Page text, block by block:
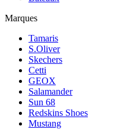
Marques
Tamaris
S.Oliver
Skechers
Cetti
GEOX
Salamander
Sun 68
Redskins Shoes
Mustang